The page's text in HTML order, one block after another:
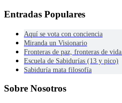
Entradas Populares
Aquí se vota con conciencia
Miranda un Visionario
Fronteras de paz, fronteras de vida.
Escuela de Sabidurías (13 y pico)
Sabiduría mata filosofía
Sobre Nosotros